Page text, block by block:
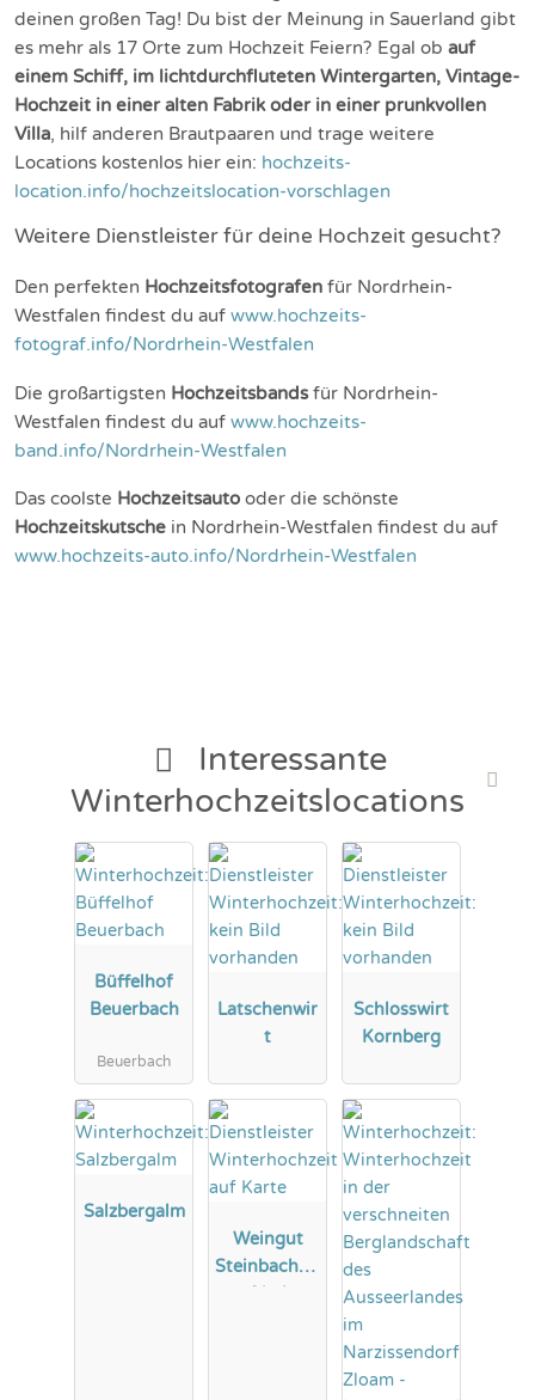
deinen großen Tag! Du bist der Meinung in Sauerland gibt
es mehr als 17 Orte zum Hochzeit Feiern? Egal ob auf
einem Schiff, im lichtdurchfluteten Wintergarten, Vintage-
Hochzeit in einer alten Fabrik oder in einer prunkvollen
Villa, hilf anderen Brautpaaren und trage weitere
Locations kostenlos hier ein: hochzeits-
location.info/hochzeitslocation-vorschlagen
Weitere Dienstleister für deine Hochzeit gesucht?
Den perfekten Hochzeitsfotografen für Nordrhein-
Westfalen findest du auf www.hochzeits-
fotograf.info/Nordrhein-Westfalen
Die großartigsten Hochzeitsbandsfür Nordrhein-
Westfalen findest du auf www.hochzeits-
band.info/Nordrhein-Westfalen
Das coolste Hochzeitsauto oder die schönste
Hochzeitskutsche in Nordrhein-Westfalen findest du auf
www.hochzeits-auto.info/Nordrhein-Westfalen
Interessante
Winterhochzeitslocations
Büffelhof
Beuerbach
Beuerbach
Latschenwir
t
Schlosswirt
Kornberg
Salzbergalm
Weingut
Steinbachho